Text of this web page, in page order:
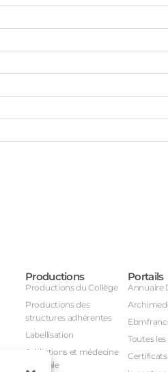
Productions
Productions du Collège
Productions des
structures adhérentes
Labellisation
Addictions et médecine
générale
Portails
Annuaire
Toutes